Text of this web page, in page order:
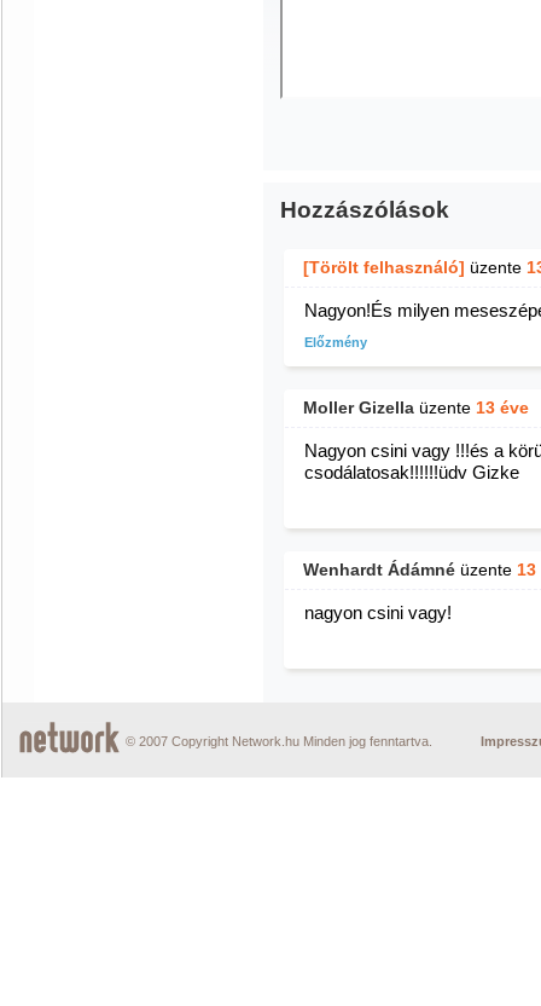
Hozzászólások
[Törölt felhasználó] üzente
Nagyon!És milyen
Előzmény
Moller Gizella üzente 13 éve
Nagyon csini vagy !!!és a
csodálatosak!!!!!!üdv Gizke
Wenhardt Ádámné üzente 13
nagyon csini vagy!
© 2007 Copyright Network.hu Minden jog fenntartva.